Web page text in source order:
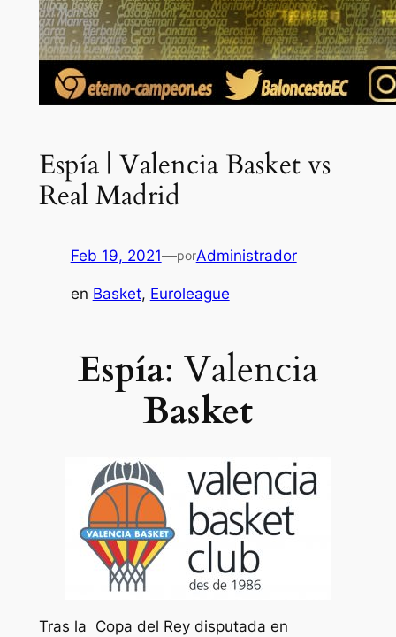
Espía | Valencia Basket vs
Real Madrid
Feb 19, 2021—porAdministrador
en Basket, Euroleague
Espía: Valencia
Basket
Tras la Copa del Rey disputada en